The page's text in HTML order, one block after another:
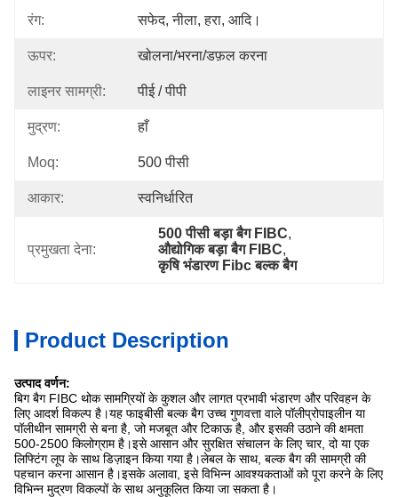
रंग: सफेद, नीला, हरा, आदि।
ऊपर: खोलना/भरना/डफ़ल करना
लाइनर सामग्री: पीई / पीपी
मुद्रण: हाँ
Moq: 500 पीसी
आकार: स्वनिर्धारित
प्रमुखता देना:
500 पीसी बड़ा बैग FIBC,
औद्योगिक बड़ा बैग FIBC,
कृषि भंडारण Fibc बल्क बैग
Product Description
उत्पाद वर्णन:
बिग बैग FIBC थोक सामग्रियों के कुशल और लागत प्रभावी भंडारण और परिवहन के
लिए आदर्श विकल्प है।यह फाइबीसी बल्क बैग उच्च गुणवत्ता वाले पॉलीप्रोपाइलीन या
पॉलीथीन सामग्री से बना है, जो मजबूत और टिकाऊ है, और इसकी उठाने की क्षमता
500-2500 किलोग्राम है।इसे आसान और सुरक्षित संचालन के लिए चार, दो या एक
लिफ्टिंग लूप के साथ डिज़ाइन किया गया है।लेबल के साथ, बल्क बैग की सामग्री की
पहचान करना आसान है।इसके अलावा, इसे विभिन्न आवश्यकताओं को पूरा करने के लिए
विभिन्न मुद्रण विकल्पों के साथ अनुकूलित किया जा सकता है।